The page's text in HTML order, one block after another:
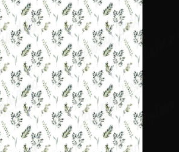
y se presentan en paños de 1 m
una pared de 4.5x3m). Los
según la calibración de cada
eligiendo el material.